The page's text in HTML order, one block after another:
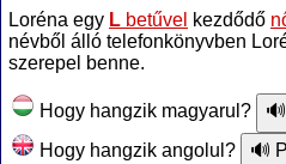
Loréna egy L betűvel kezdődő
névből álló telefonkönyvben
szerepel benne.
Hogy hangzik magyarul?
Hogy hangzik angolul?